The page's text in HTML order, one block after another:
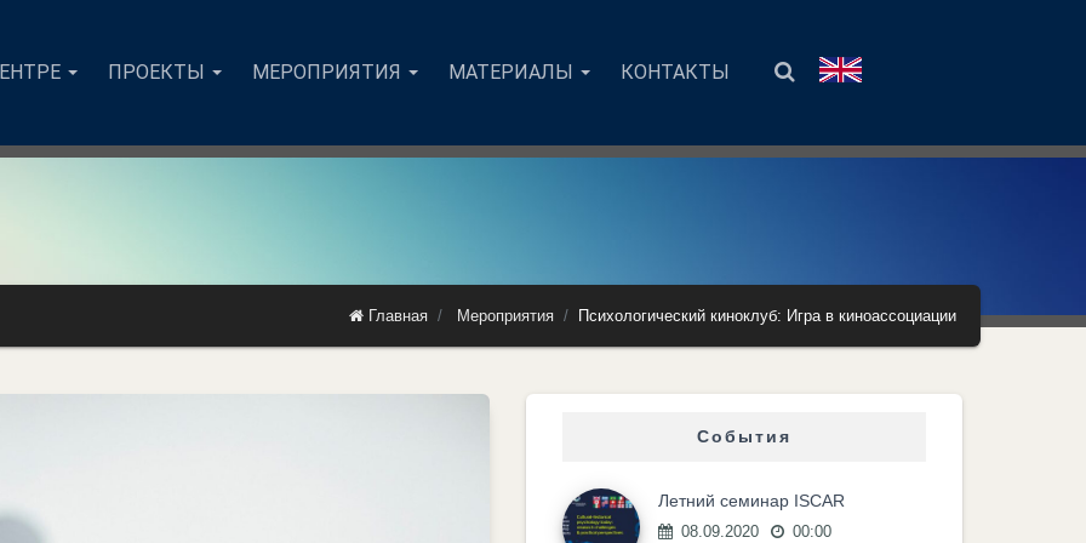
ПРОЕКТЫ МЕРОПРИЯТИЯ МАТЕРИАЛЫ КОНТАКТЫ
Главная Мероприятия Психологический киноклуб: Игра в киноассоциации
События
Летний семинар ISCAR
08.09.2020 00:00